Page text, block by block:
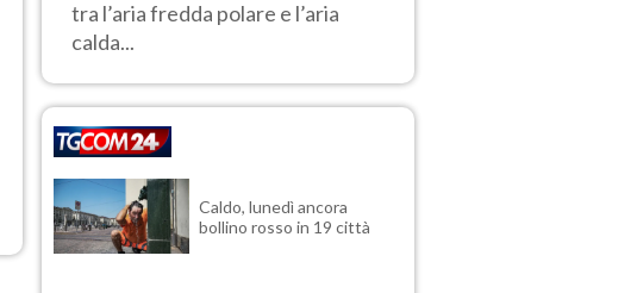
tra l’aria fredda polare e l’aria
calda...
Caldo, lunedì ancora
bollino rosso in 19 città